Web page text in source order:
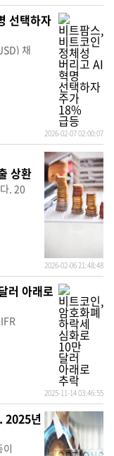
선택하자
채
2026-02-07 02:00:07
상환
)의 업데이트 소식이 전해졌다. 20
2026-02-06 21:48:48
러 아래로
2025-11-14 03:46:55
2025년